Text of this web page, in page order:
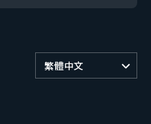
繁體中文